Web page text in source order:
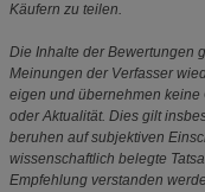
Käufern zu teilen.
Die Inhalte der Bewertungen
Meinungen der Verfasser
eigen und übernehmen
oder Aktualität. Dies gilt
beruhen auf subjektiven
wissenschaftlich belegte
Empfehlung verstanden